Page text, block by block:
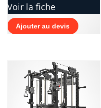
Voir la fiche
Ajouter au devis